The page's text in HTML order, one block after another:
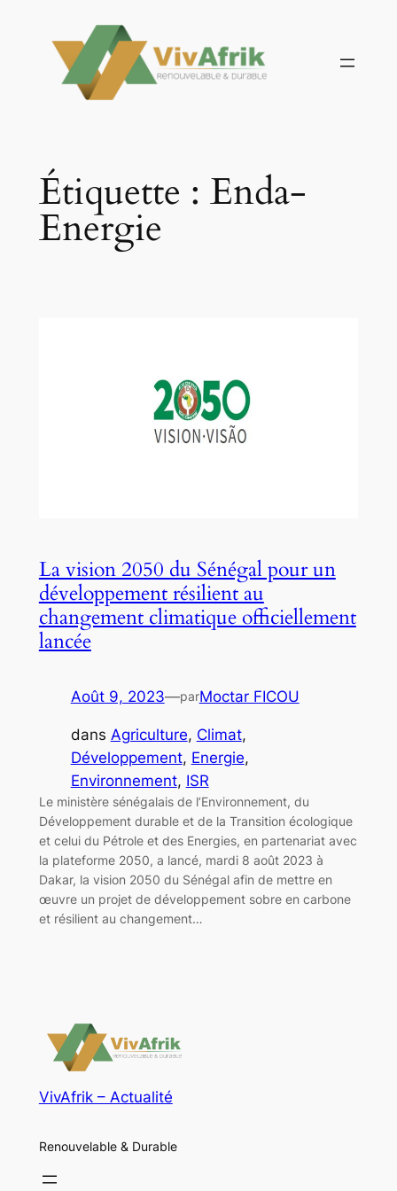
contenu
Étiquette : Enda-
Energie
La vision 2050 du Sénégal pour un
développement résilient au
changement climatique officiellement
lancée
Août 9, 2023—parMoctar FICOU
dans Agriculture, Climat
Développement, Energie
Environnement, ISR
Le ministère sénégalais de l’Environnement, du
Développement durable et de la Transition écologique
et celui du Pétrole et des Energies, en partenariat avec
la plateforme 2050, a lancé, mardi 8 août 2023 à
Dakar, la vision 2050 du Sénégal afin de mettre en
œuvre un projet de développement sobre en carbone
et résilient au changement…
VivAfrik – Actualité
Renouvelable & Durable